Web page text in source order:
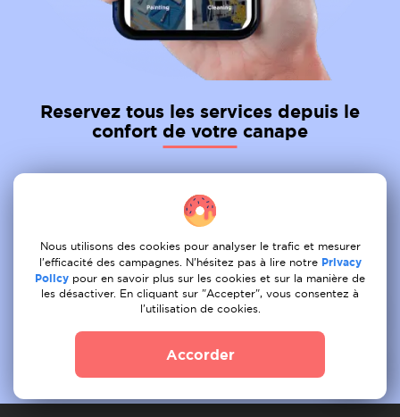
Reservez tous les services depuis le
confort de votre canape
03 Livre
Nous utilisons des cookies pour analyser le trafic et mesurer
l'efficacité des campagnes. N'hésitez pas à lire notre Privacy
Policy pour en savoir plus sur les cookies et sur la manière de
les désactiver. En cliquant sur "Accepter", vous consentez à
l'utilisation de cookies.
Accorder